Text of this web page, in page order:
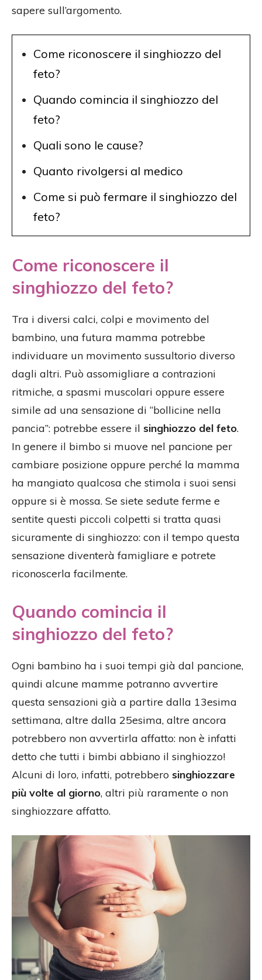
sapere sull’argomento.
Come riconoscere il singhiozzo del
feto?
Quando comincia il singhiozzo del
feto?
Quali sono le cause?
Quanto rivolgersi al medico
Come si può fermare il singhiozzo del
feto?
Come riconoscere il
singhiozzo del feto?
Tra i diversi calci, colpi e movimento del
bambino, una futura mamma potrebbe
individuare un movimento sussultorio diverso
dagli altri. Può assomigliare a contrazioni
ritmiche, a spasmi muscolari oppure essere
simile ad una sensazione di “bollicine nella
pancia”: potrebbe essere il singhiozzo del feto.
In genere il bimbo si muove nel pancione per
cambiare posizione oppure perché la mamma
ha mangiato qualcosa che stimola i suoi sensi
oppure si è mossa. Se siete sedute ferme e
sentite questi piccoli colpetti si tratta quasi
sicuramente di singhiozzo: con il tempo questa
sensazione diventerà famigliare e potrete
riconoscerla facilmente.
Quando comincia il
singhiozzo del feto?
Ogni bambino ha i suoi tempi già dal pancione,
quindi alcune mamme potranno avvertire
questa sensazioni già a partire dalla 13esima
settimana, altre dalla 25esima, altre ancora
potrebbero non avvertirla affatto: non è infatti
detto che tutti i bimbi abbiano il singhiozzo!
Alcuni di loro, infatti, potrebbero singhiozzare
più volte al giorno, altri più raramente o non
singhiozzare affatto.